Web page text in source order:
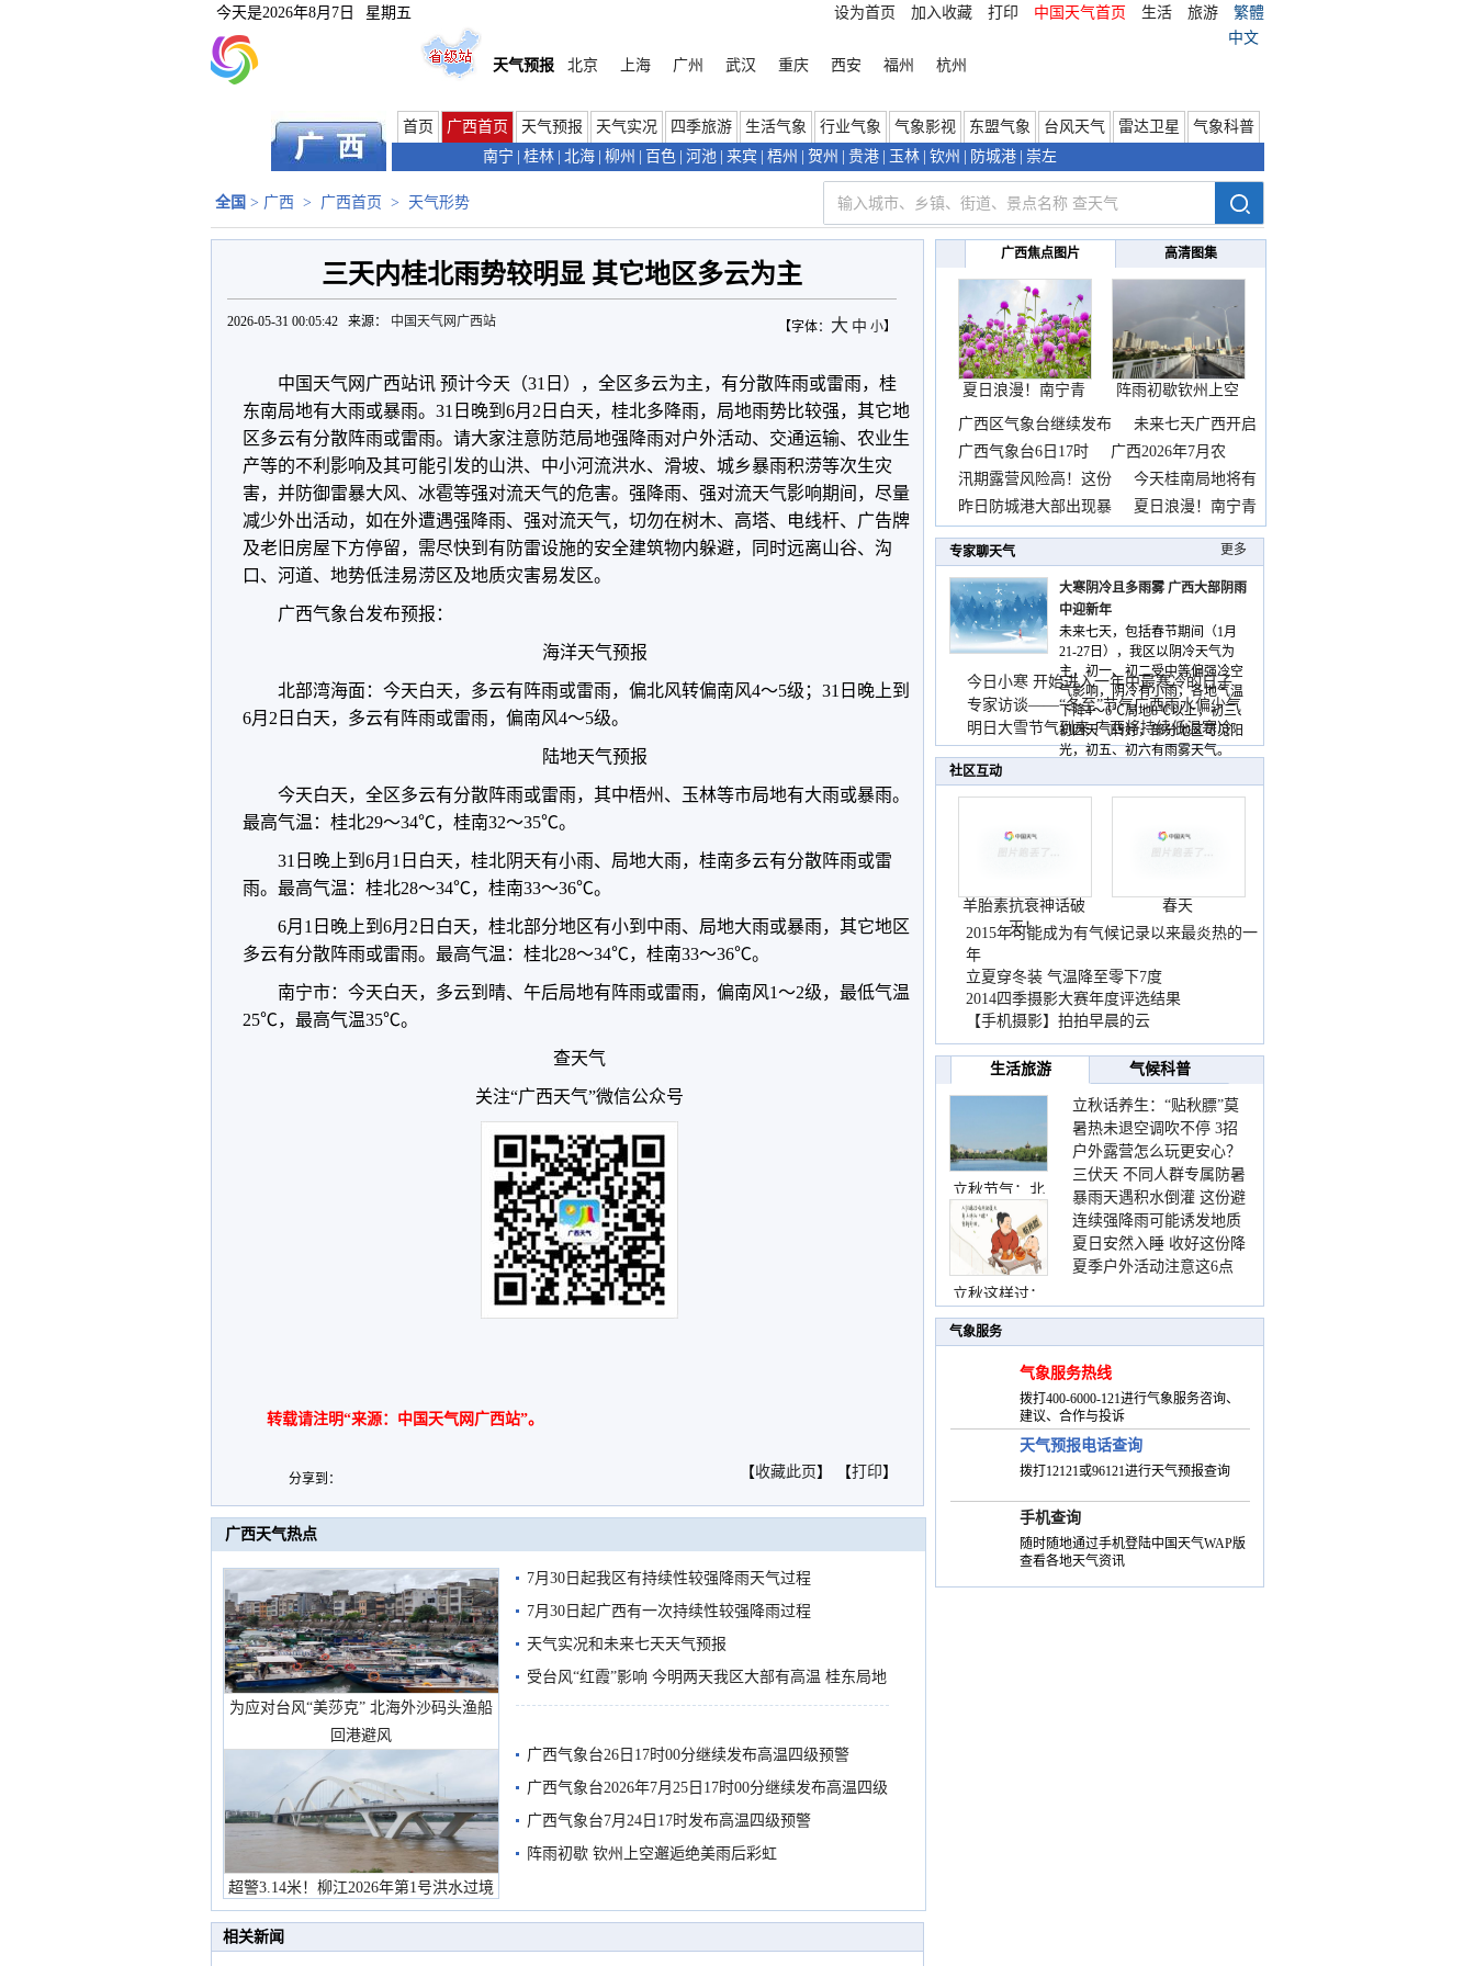
今天是2026年8月7日 星期五 设为首页 加入收藏 打印 中国天气首页 生活 旅游
繁體
中文
天气预报
北京 上海 广州 武汉 重庆 西安 福州 杭州
首页 广西首页 天气预报 天气实况 四季旅游 生活气象 行业气象 气象影视 东盟气象 台风天气 雷达卫星
气象科普
南宁
桂林 北海 柳州 百色 河池 来宾 梧州 贺州 贵港 玉林 钦州 防城港 崇左
全国 > 广西 > 广西首页 > 天气形势
三天内桂北雨势较明显 其它地区多云为主
【字体： 大 中 小】
2026-05-31 00:05:42 来源： 中国天气网广西站
中国天气网广西站讯 预计今天（31日），全区多云为主，有分散阵雨或雷雨，桂
东南局地有大雨或暴雨。31日晚到6月2日白天，桂北多降雨，局地雨势比较强，其它地
区多云有分散阵雨或雷雨。请大家注意防范局地强降雨对户外活动、交通运输、农业生
产等的不利影响及其可能引发的山洪、中小河流洪水、滑坡、城乡暴雨积涝等次生灾
害，并防御雷暴大风、冰雹等强对流天气的危害。强降雨、强对流天气影响期间，尽量
减少外出活动，如在外遭遇强降雨、强对流天气，切勿在树木、高塔、电线杆、广告牌
及老旧房屋下方停留，需尽快到有防雷设施的安全建筑物内躲避，同时远离山谷、沟
口、河道、地势低洼易涝区及地质灾害易发区。
广西气象台发布预报：
海洋天气预报
北部湾海面：今天白天，多云有阵雨或雷雨，偏北风转偏南风4～5级；31日晚上到
6月2日白天，多云有阵雨或雷雨，偏南风4～5级。
陆地天气预报
今天白天，全区多云有分散阵雨或雷雨，其中梧州、玉林等市局地有大雨或暴雨。
最高气温：桂北29～34℃，桂南32～35℃。
31日晚上到6月1日白天，桂北阴天有小雨、局地大雨，桂南多云有分散阵雨或雷
雨。最高气温：桂北28～34℃，桂南33～36℃。
6月1日晚上到6月2日白天，桂北部分地区有小到中雨、局地大雨或暴雨，其它地区
多云有分散阵雨或雷雨。最高气温：桂北28～34℃，桂南33～36℃。
南宁市：今天白天，多云到晴、午后局地有阵雨或雷雨，偏南风1～2级，最低气温
25℃，最高气温35℃。
查天气
关注“广西天气”微信公众号
转载请注明“来源：中国天气网广西站”。
分享到： 【收藏此页 】 【打印】
广西天气热点
为应对台风“美莎克” 北海外沙码头渔船
回港避风
超警3.14米！柳江2026年第1号洪水过境
市民在堤岸见证汛况
7月30日起我区有持续性较强降雨天气过程
7月30日起广西有一次持续性较强降雨过程
天气实况和未来七天天气预报
受台风“红霞”影响 今明两天我区大部有高温 桂东局地
有较强降雨
广西气象台26日17时00分继续发布高温四级预警
广西气象台2026年7月25日17时00分继续发布高温四级
预警
广西气象台7月24日17时发布高温四级预警
阵雨初歇 钦州上空邂逅绝美雨后彩虹
相关新闻
广西焦点图片 高清图集
夏日浪漫！南宁青
秀山
阵雨初歇钦州上空
邂逅
广西区气象台继续发布
未来七天广西开启
晴热
广西气象台6日17时
广西2026年7月农
汛期露营风险高！这份
今天桂南局地将有
暴雨
昨日防城港大部出现暴
夏日浪漫！南宁青
秀山
专家聊天气 更多
大寒阴冷且多雨雾 广西大部阴雨
中迎新年
未来七天，包括春节期间（1月
21-27日），我区以阴冷天气为
主，初一、初二受中等偏强冷空
气影响，阴冷有小雨，各地气温
下降4～6℃局地8℃以上，初三、
初四天气转好，部分地区可见阳
光，初五、初六有雨雾天气。
今日小寒 开始进入一年中最寒冷的日子
专家访谈——“冬至”节气广西雨水偏少气
温低
明日大雪节气到来 广西将持续低温寒冷
天气
社区互动
羊胎素抗衰神话破
灭！
春天
2015年可能成为有气候记录以来最炎热的一
年
立夏穿冬装 气温降至零下7度
2014四季摄影大赛年度评选结果
【手机摄影】拍拍早晨的云
生活旅游 气候科普
立秋节气：北
立秋这样过：
立秋话养生：“贴秋膘”莫
着急 先清暑再防燥
暑热未退空调吹不停 3招
护住肩颈不酸痛
户外露营怎么玩更安心？
这份攻略请收好
三伏天 不同人群专属防暑
要点请收好
暴雨天遇积水倒灌 这份避
险提示请收好
连续强降雨可能诱发地质
灾害 这些前兆要知道
夏日安然入睡 收好这份降
温小贴士
夏季户外活动注意这6点
气象服务
气象服务热线
拨打400-6000-121进行气象服务咨询、
建议、合作与投诉
天气预报电话查询
拨打12121或96121进行天气预报查询
手机查询
随时随地通过手机登陆中国天气WAP版
查看各地天气资讯